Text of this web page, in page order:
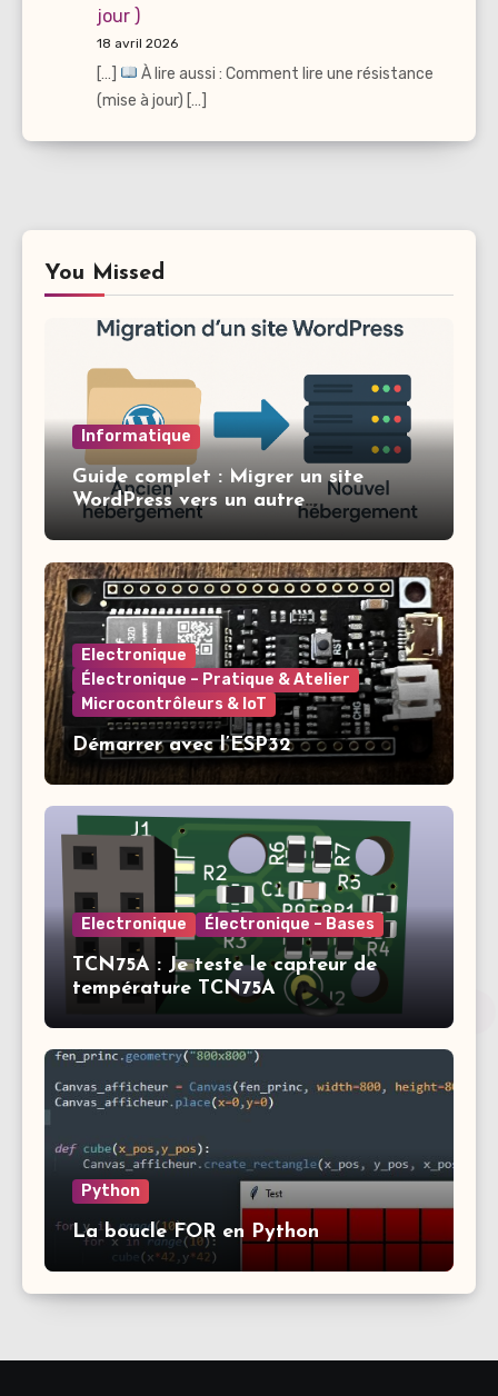
jour )
18 avril 2026
[…]
À lire aussi : Comment lire une résistance
(mise à jour) […]
You Missed
Informatique
Guide complet : Migrer un site
WordPress vers un autre
hébergement
Electronique
Électronique – Pratique & Atelier
Microcontrôleurs & IoT
Démarrer avec l’ESP32
Electronique Électronique – Bases
TCN75A : Je teste le capteur de
température TCN75A
Python
La boucle FOR en Python